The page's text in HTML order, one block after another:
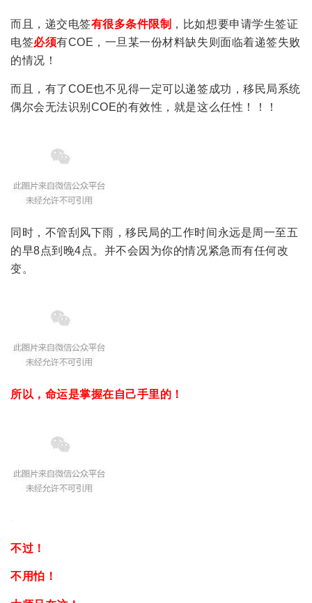
而且，递交电签有很多条件限制 ，比如想要申请学生签证
电签必须有COE，一旦某一份材料缺失则面临着递签失败
的情况！
而且，有了COE也不见得一定可以递签成功，移民局系统
偶尔会无法识别COE的有效性，就是这么任性！！！
同时，不管刮风下雨，移民局的工作时间永远是周一至五
的早8点到晚4点。并不会因为你的情况紧急而有任何改
变。
所以，命运是掌握在自己手里的！
不过！
不用怕！